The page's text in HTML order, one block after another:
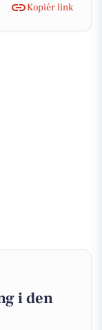
Kopiér link
i den